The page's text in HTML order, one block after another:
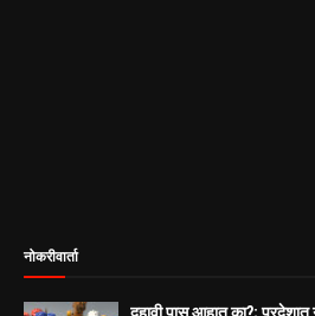
नोकरीवार्ता